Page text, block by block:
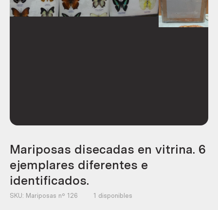
Mariposas disecadas en vitrina. 6
ejemplares diferentes e
identificados.
SKU: Mariposas nº 126 1 disponibles